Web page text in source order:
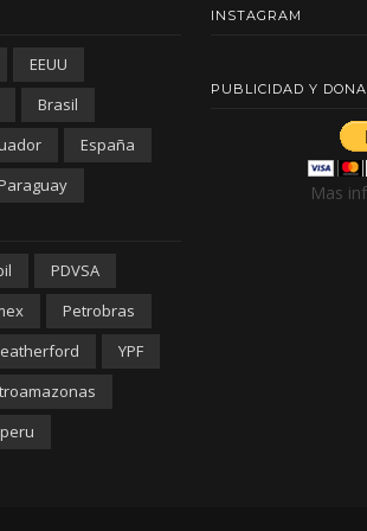
EEUU
Brasil
España
PDVSA
Petrobras
YPF
INSTAGRAM
PUBLICIDAD Y
Mas